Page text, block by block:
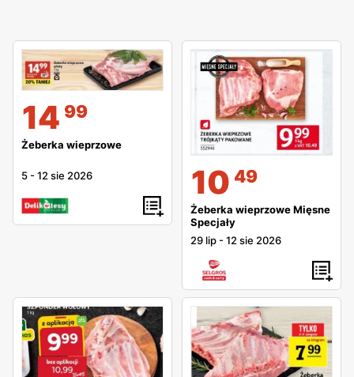
14 99
Żeberka wieprzowe
5 -12 sie 2026 10 49
Żeberka wieprzowe Mięsne
Specjały
29 lip -12 sie 2026